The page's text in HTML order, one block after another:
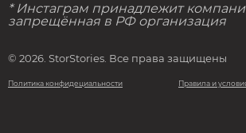
* Инстаграм принадлежит
запрещённая в РФ организация
© 2026. StorStories. Все права защищены
Политика конфидециальности Правила и